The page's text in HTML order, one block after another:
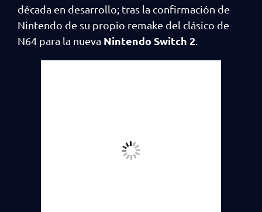
década en desarrollo; tras la confirmación de
Nintendo de su propio remake del clásico de
N64 para la nueva Nintendo Switch 2